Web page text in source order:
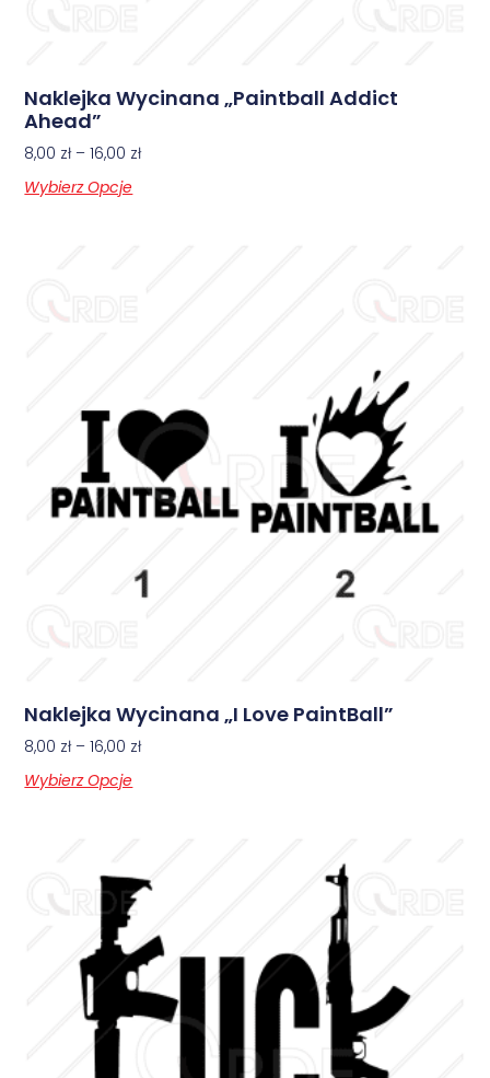
Naklejka Wycinana „Paintball Addict
Ahead”
8,00 zł – 16,00 zł
Wybierz Opcje
Naklejka Wycinana „I Love PaintBall”
8,00 zł – 16,00 zł
Wybierz Opcje